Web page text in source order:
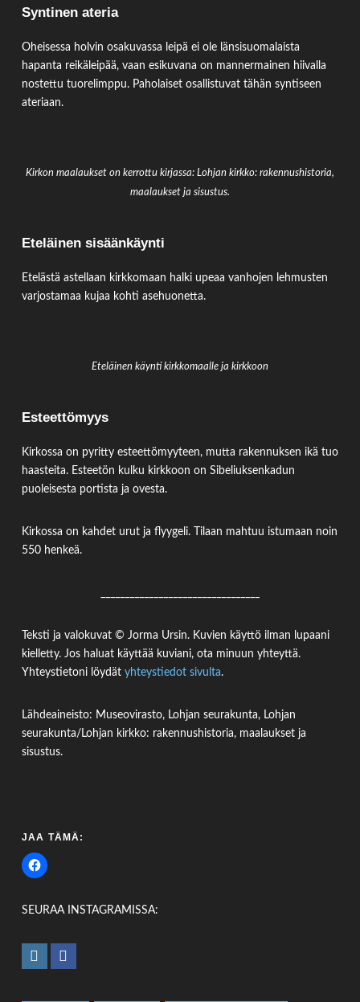
Syntinen ateria
Oheisessa holvin osakuvassa leipä ei ole länsisuomalaista
hapanta reikäleipää, vaan esikuvana on mannermainen hiivalla
nostettu tuorelimppu. Paholaiset osallistuvat tähän syntiseen
ateriaan.
Kirkon maalaukset on kerrottu kirjassa: Lohjan kirkko: rakennushistoria,
maalaukset ja sisustus.
Eteläinen sisäänkäynti
Etelästä astellaan kirkkomaan halki upeaa vanhojen lehmusten
varjostamaa kujaa kohti asehuonetta.
Eteläinen käynti kirkkomaalle ja kirkkoon
Esteettömyys
Kirkossa on pyritty esteettömyyteen, mutta rakennuksen ikä tuo
haasteita. Esteetön kulku kirkkoon on Sibeliuksenkadun
puoleisesta portista ja ovesta.
Kirkossa on kahdet urut ja flyygeli. Tilaan mahtuu istumaan noin
550 henkeä.
Teksti ja valokuvat © Jorma Ursin. Kuvien käyttö ilman lupaani
kielletty. Jos haluat käyttää kuviani, ota minuun yhteyttä.
Yhteystietoni löydät yhteystiedot sivulta.
Lähdeaineisto: Museovirasto, Lohjan seurakunta, Lohjan
seurakunta/Lohjan kirkko: rakennushistoria, maalaukset ja
sisustus.
JAA TÄMÄ:
SEURAA INSTAGRAMISSA: